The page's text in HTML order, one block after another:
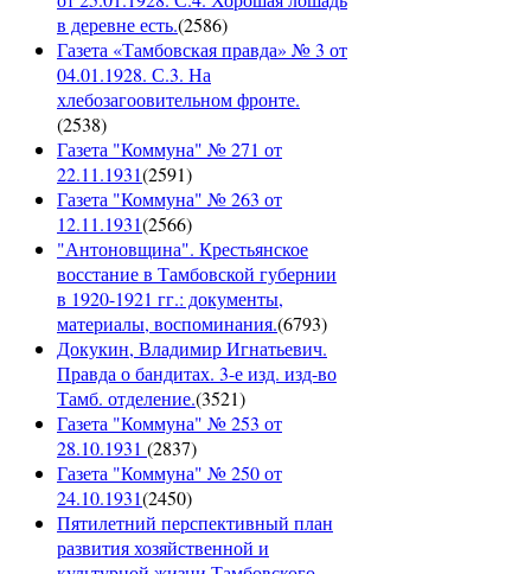
в деревне есть.(2586)
Газета «Тамбовская правда» № 3 от
04.01.1928. С.3. На
хлебозагоовительном фронте.
(2538)
Газета "Коммуна" № 271 от
22.11.1931(2591)
Газета "Коммуна" № 263 от
12.11.1931(2566)
"Антоновщина". Крестьянское
восстание в Тамбовской губернии
в 1920-1921 гг.: документы,
материалы, воспоминания.(6793)
Докукин, Владимир Игнатьевич.
Правда о бандитах. 3-е изд. изд-во
Тамб. отделение.(3521)
Газета "Коммуна" № 253 от
28.10.1931 (2837)
Газета "Коммуна" № 250 от
24.10.1931(2450)
Пятилетний перспективный план
развития хозяйственной и